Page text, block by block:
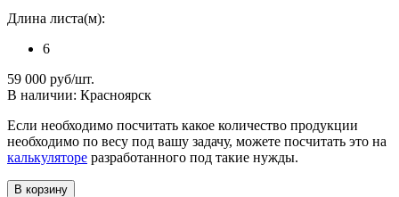
Длина листа(м):
6
59 000 руб/шт.
В наличии: Красноярск
Если необходимо посчитать какое количество продукции
необходимо по весу под вашу задачу, можете посчитать это на
калькуляторе разработанного под такие нужды.
В корзину